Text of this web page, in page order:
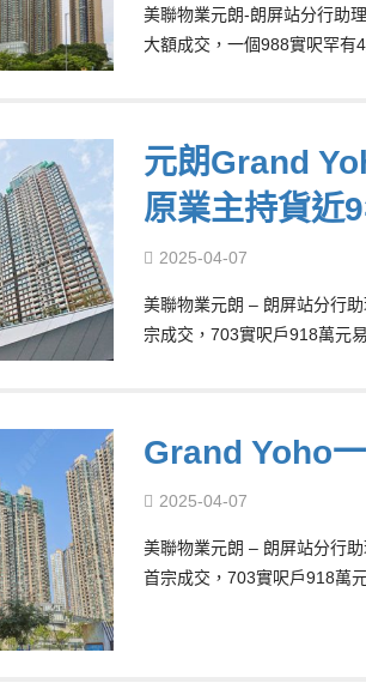
美聯物業元朗-朗屏站分行助
大額成交，一個988實呎罕
元朗Grand
原業主持貨近
2025-04-07
美聯物業元朗 – 朗屏站分行
宗成交，703實呎戶918萬元
Grand Yoho
2025-04-07
美聯物業元朗 – 朗屏站分行
首宗成交，703實呎戶918萬